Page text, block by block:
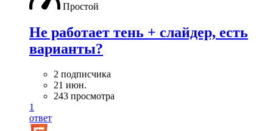
Простой
Не работает тень + слайдер, есть
варианты?
2 подписчика
21 июн.
243 просмотра
1
ответ